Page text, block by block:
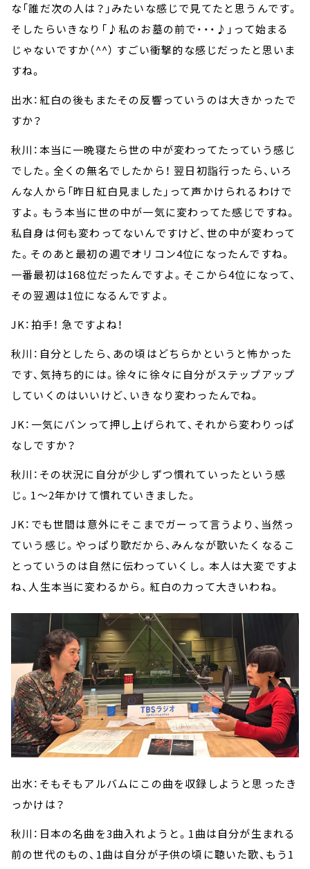
な「誰だ次の人は？」みたいな感じで見てたと思うんです。
そしたらいきなり「♪私のお墓の前で・・・♪」って始まる
じゃないですか（^^） すごい衝撃的な感じだったと思いま
すね。
出水：紅白の後もまたその反響っていうのは大きかったで
すか？
秋川：本当に一晩寝たら世の中が変わってたっていう感じ
でした。全くの無名でしたから！ 翌日初詣行ったら、いろ
んな人から「昨日紅白見ました」って声かけられるわけで
すよ。もう本当に世の中が一気に変わってた感じですね。
私自身は何も変わってないんですけど、世の中が変わって
た。そのあと最初の週でオリコン4位になったんですね。
一番最初は168位だったんですよ。そこから4位になって、
その翌週は1位になるんですよ。
JK：拍手！ 急ですよね！
秋川：自分としたら、あの頃はどちらかというと怖かった
です、気持ち的には。徐々に徐々に自分がステップアップ
していくのはいいけど、いきなり変わったんでね。
JK：一気にバンって押し上げられて、それから変わりっぱ
なしですか？
秋川：その状況に自分が少しずつ慣れていったという感
じ。1～2年かけて慣れていきました。
JK：でも世間は意外にそこまでガーって言うより、当然っ
ていう感じ。やっぱり歌だから、みんなが歌いたくなるこ
とっていうのは自然に伝わっていくし。本人は大変ですよ
ね、人生本当に変わるから。紅白の力って大きいわね。
出水：そもそもアルバムにこの曲を収録しようと思ったき
っかけは？
秋川：日本の名曲を3曲入れようと。1曲は自分が生まれる
前の世代のもの、1曲は自分が子供の頃に聴いた歌、もう1